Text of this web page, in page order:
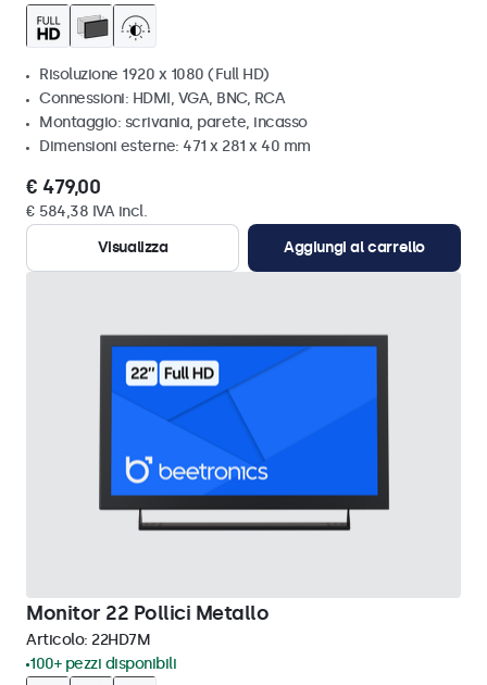
Risoluzione 1920 x 1080 (Full HD)
Connessioni: HDMI, VGA, BNC, RCA
Montaggio: scrivania, parete, incasso
Dimensioni esterne: 471 x 281 x 40 mm
€ 479,00
€ 584,38 IVA incl.
Visualizza
Aggiungi al carrello
Monitor 22 Pollici Metallo
Articolo: 22HD7M
100+ pezzi disponibili